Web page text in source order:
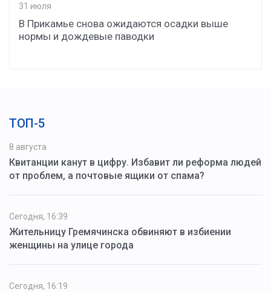
31 июля
В Прикамье снова ожидаются осадки выше
нормы и дождевые паводки
ТОП-5
8 августа
Квитанции канут в цифру. Избавит ли реформа людей
от проблем, а почтовые ящики от спама?
Сегодня, 16:39
Жительницу Гремячинска обвиняют в избиении
женщины на улице города
Сегодня, 16:19